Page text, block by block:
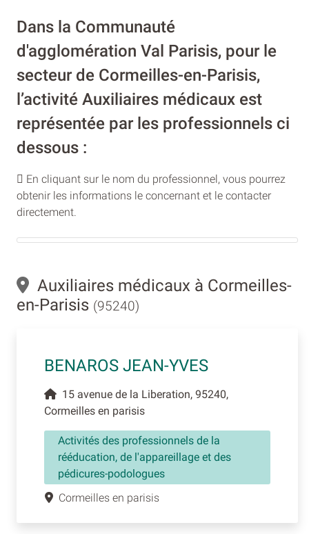
Dans la Communauté
d'agglomération Val Parisis, pour le
secteur de Cormeilles-en-Parisis,
l’activité Auxiliaires médicaux est
représentée par les professionnels ci
dessous :
En cliquant sur le nom du professionnel, vous pourrez
obtenir les informations le concernant et le contacter
directement.
Auxiliaires médicaux à Cormeilles-
en-Parisis (95240)
BENAROS JEAN-YVES
15 avenue de la Liberation, 95240,
Cormeilles en parisis
Activités des professionnels de la
rééducation, de l'appareillage et des
pédicures-podologues
Cormeilles en parisis